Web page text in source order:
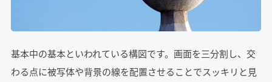
基本中の基本といわれている構図です。画面を三分割し、交
わる点に被写体や背景の線を配置させることでスッキリと見